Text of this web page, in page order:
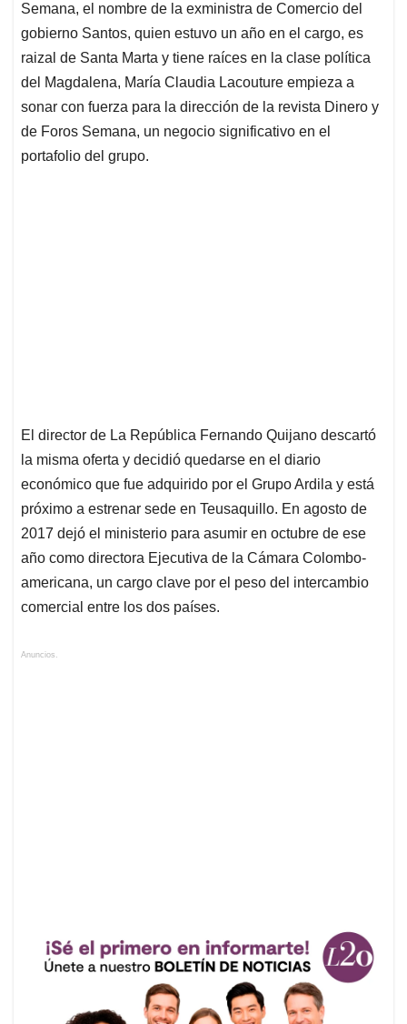
A
p
p
o
o
k
d
I
n
d
s
Semana, el nombre de la exministra de Comercio del
gobierno Santos, quien estuvo un año en el cargo, es
raizal de Santa Marta y tiene raíces en la clase política
del Magdalena, María Claudia Lacouture empieza a
sonar con fuerza para la dirección de la revista Dinero y
de Foros Semana, un negocio significativo en el
portafolio del grupo.
El director de La República Fernando Quijano descartó
la misma oferta y decidió quedarse en el diario
económico que fue adquirido por el Grupo Ardila y está
próximo a estrenar sede en Teusaquillo. En agosto de
2017 dejó el ministerio para asumir en octubre de ese
año como directora Ejecutiva de la Cámara Colombo-
americana, un cargo clave por el peso del intercambio
comercial entre los dos países.
Anuncios.